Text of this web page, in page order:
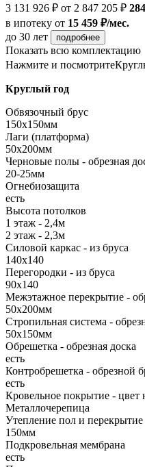
3 131 926 ₽ от 2 847 205 ₽
в ипотеку от 15 459 ₽/мес.
до 30 лет
подробнее
Показать всю комплектацию
Нажмите и посмотрите
Круглый год
Обвязочный брус
150х150мм
Лаги (платформа)
50х200мм
Черновые полы - обрезная
20-25мм
Огнебиозащита
есть
Высота потолков
1 этаж - 2,4м
2 этаж - 2,3м
Силовой каркас - из бруса
140х140
Перегородки - из бруса
90х140
Межэтажное перекрытие -
50х200мм
Стропильная система -
50х150мм
Обрешетка - обрезная доска
есть
Контробрешетка - обрезной
есть
Кровельное покрытие - цвет
Металлочерепица
Утепление пол и перекрытие
150мм
Подкровельная мембрана
есть